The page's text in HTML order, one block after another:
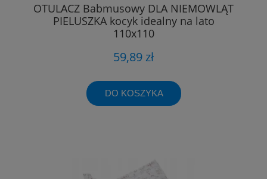
OTULACZ Babmusowy DLA NIEMOWLĄT
PIELUSZKA kocyk idealny na lato
110x110
59,89 zł
DO KOSZYKA